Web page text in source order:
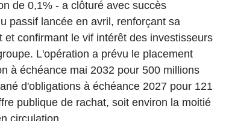
de 0,1% - a clôturé avec succès
passif lancée en avril, renforçant sa
et confirmant le vif intérêt des investisseurs
L'opération a prévu le placement
à échéance mai 2032 pour 500 millions
d'obligations à échéance 2027 pour 121
publique de rachat, soit environ la moitié